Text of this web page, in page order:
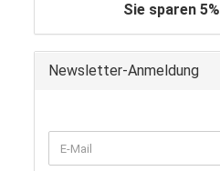
Sie sparen 5%
Newsletter-Anmeldung
ZUR
E-
Mail